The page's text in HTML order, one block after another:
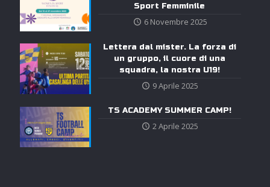
Sport Femminile
6 Novembre 2025
Lettera dal mister. La forza di
un gruppo, il cuore di una
squadra, la nostra U19!
9 Aprile 2025
TS ACADEMY SUMMER CAMP!
2 Aprile 2025